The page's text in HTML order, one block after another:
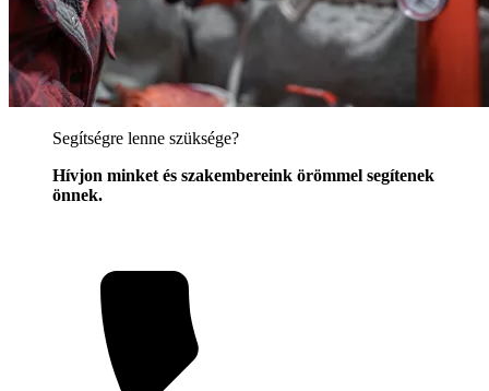
Segítségre lenne szüksége?
Hívjon minket és szakembereink örömmel segítenek
önnek.